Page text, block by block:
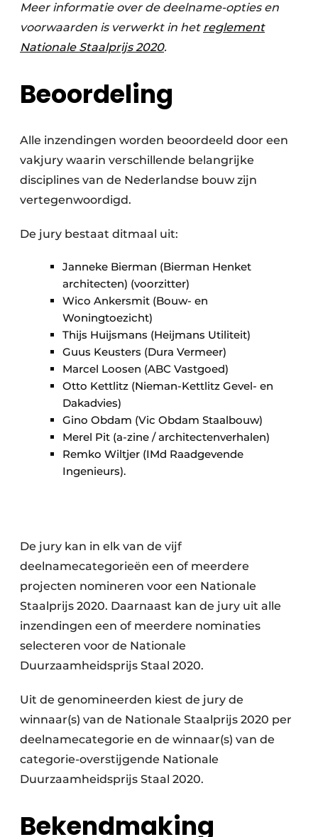
Meer informatie over de deelname-opties en
voorwaarden is verwerkt in het reglement
Nationale Staalprijs 2020.
Beoordeling
Alle inzendingen worden beoordeeld door een
vakjury waarin verschillende belangrijke
disciplines van de Nederlandse bouw zijn
vertegenwoordigd.
De jury bestaat ditmaal uit:
Janneke Bierman (Bierman Henket
architecten) (voorzitter)
Wico Ankersmit (Bouw- en
Woningtoezicht)
Thijs Huijsmans (Heijmans Utiliteit)
Guus Keusters (Dura Vermeer)
Marcel Loosen (ABC Vastgoed)
Otto Kettlitz (Nieman-Kettlitz Gevel- en
Dakadvies)
Gino Obdam (Vic Obdam Staalbouw)
Merel Pit (a-zine / architectenverhalen)
Remko Wiltjer (IMd Raadgevende
Ingenieurs).
De jury kan in elk van de vijf
deelnamecategorieën een of meerdere
projecten nomineren voor een Nationale
Staalprijs 2020. Daarnaast kan de jury uit alle
inzendingen een of meerdere nominaties
selecteren voor de Nationale
Duurzaamheidsprijs Staal 2020.
Uit de genomineerden kiest de jury de
winnaar(s) van de Nationale Staalprijs 2020 per
deelnamecategorie en de winnaar(s) van de
categorie-overstijgende Nationale
Duurzaamheidsprijs Staal 2020.
Bekendmaking